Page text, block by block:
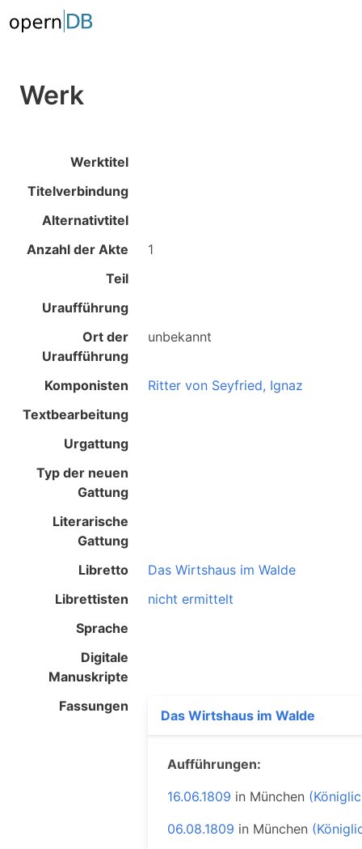
Werk
Werktitel
Titelverbindung
Alternativtitel
Anzahl der Akte
1
Teil
Uraufführung
Ort der
Uraufführung
unbekannt
Komponisten
Ritter von Seyfried, Ignaz
Textbearbeitung
Urgattung
Typ der neuen
Gattung
Literarische
Gattung
Libretto
Das Wirtshaus im Walde
Librettisten
nicht ermittelt
Sprache
Digitale
Manuskripte
Fassungen
Das Wirtshaus im Walde
Aufführungen:
16.06.1809 in München
06.08.1809 in München